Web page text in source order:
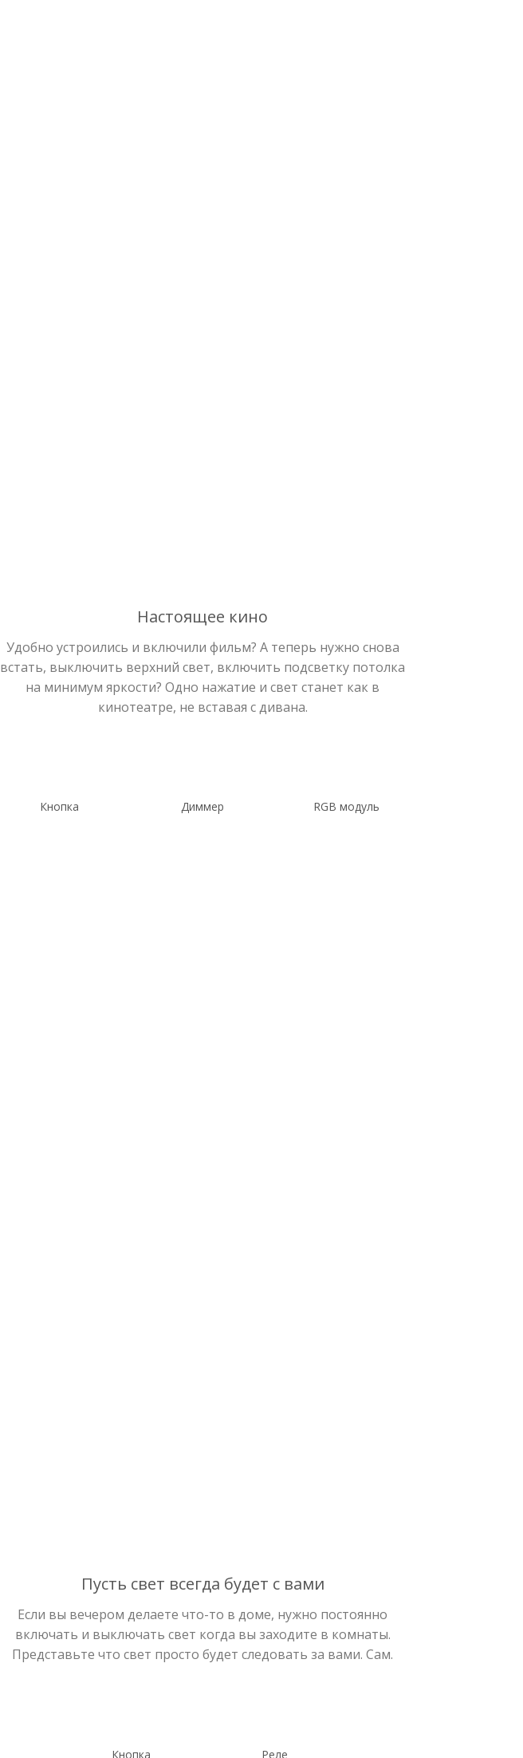
Настоящее кино
Удобно устроились и включили фильм? А теперь нужно снова
встать, выключить верхний свет, включить подсветку потолка
на минимум яркости? Одно нажатие и свет станет как в
кинотеатре, не вставая с дивана.
Кнопка Диммер RGB модуль
Пусть свет всегда будет с вами
Если вы вечером делаете что-то в доме, нужно постоянно
включать и выключать свет когда вы заходите в комнаты.
Представьте что свет просто будет следовать за вами. Сам.
Кнопка Реле